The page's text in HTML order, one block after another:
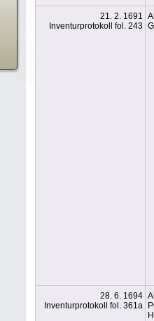
21. 2. 1691
Inventurprotokoll fol. 243
28. 6. 1694
Inventurprotokoll fol. 361a